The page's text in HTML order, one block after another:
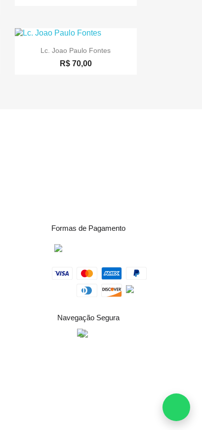
 Visualização rápida
Lc. Joao Paulo Fontes
R$ 70,00
Formas de Pagamento
Navegação Segura